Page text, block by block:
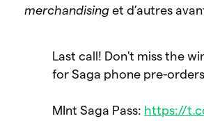
merchandising et d’autres
Last call! Don't miss the
for Saga phone pre-
MInt Saga Pass: https://